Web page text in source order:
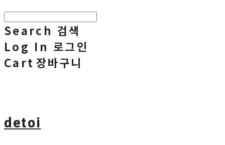
Search 검색
Log In 로그인
Cart 장바구니
detoi